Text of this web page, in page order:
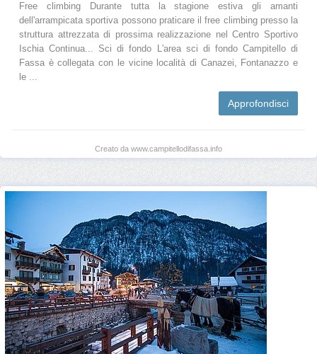
Free climbing Durante tutta la stagione estiva gli amanti
dell'arrampicata sportiva possono praticare il free climbing presso la
struttura attrezzata di prossima realizzazione nel Centro Sportivo
Ischia Continua... Sci di fondo L'area sci di fondo Campitello di
Fassa è collegata con le vicine località di Canazei, Fontanazzo e
le ...
Approfondisci
Creato da www.campitellodifassa.info